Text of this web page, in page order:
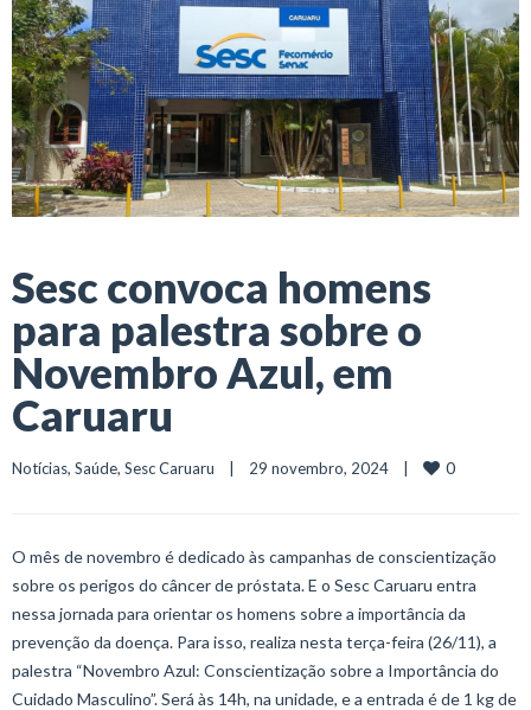
Sesc convoca homens
para palestra sobre o
Novembro Azul, em
Caruaru
Notícias, Saúde, Sesc Caruaru
    |    29 novembro, 2024    |
0
O mês de novembro é dedicado às campanhas de conscientização
sobre os perigos do câncer de próstata. E o Sesc Caruaru entra
nessa jornada para orientar os homens sobre a importância da
prevenção da doença. Para isso, realiza nesta terça-feira (26/11), a
palestra “Novembro Azul: Conscientização sobre a Importância do
Cuidado Masculino”. Será às 14h, na unidade, e a entrada é de 1 kg de